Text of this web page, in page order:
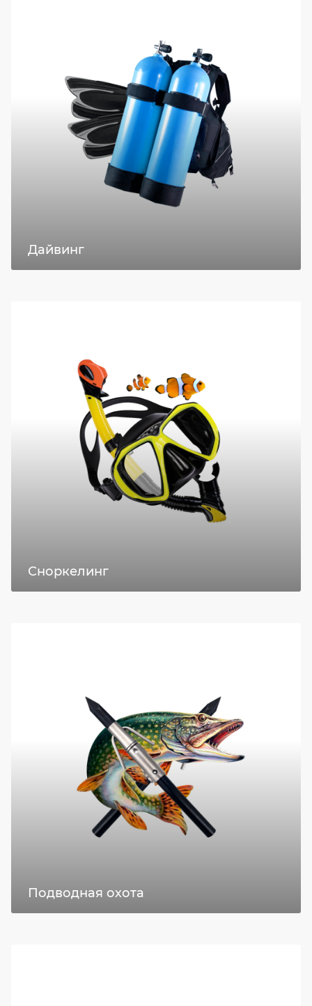
Дайвинг
Сноркелинг
Подводная охота